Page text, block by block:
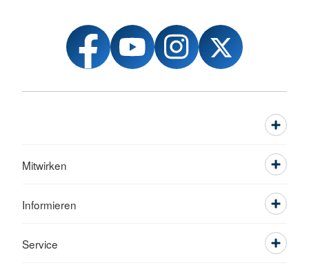
Mitwirken
Informieren
Service